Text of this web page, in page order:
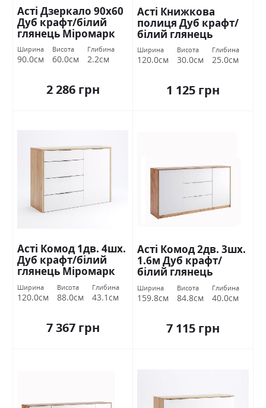
Асті Дзеркало 90х60
Дуб крафт/білий
глянець Міромарк
Ширина
90.0см
Висота
60.0см
Глибина
2.2см
2 286 грн
Асті Книжкова
полиця Дуб крафт/
білий глянець
Міромарк
Ширина
120.0см
Висота
30.0см
Глибина
25.0см
1 125 грн
Асті Комод 1дв. 4шх.
Дуб крафт/білий
глянець Міромарк
Ширина
120.0см
Висота
88.0см
Глибина
43.1см
7 367 грн
Асті Комод 2дв. 3шх.
1.6м Дуб крафт/
білий глянець
Міромарк
Ширина
159.8см
Висота
84.8см
Глибина
40.0см
7 115 грн